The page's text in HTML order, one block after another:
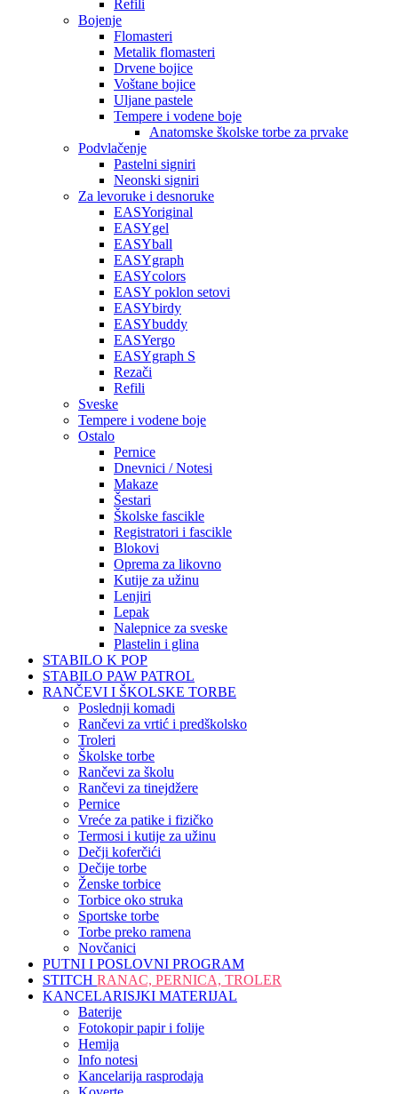
Refili
Bojenje
Flomasteri
Metalik flomasteri
Drvene bojice
Voštane bojice
Uljane pastele
Tempere i vodene boje
Anatomske školske torbe za prvake
Podvlačenje
Pastelni signiri
Neonski signiri
Za levoruke i desnoruke
EASYoriginal
EASYgel
EASYball
EASYgraph
EASYcolors
EASY poklon setovi
EASYbirdy
EASYbuddy
EASYergo
EASYgraph S
Rezači
Refili
Sveske
Tempere i vodene boje
Ostalo
Pernice
Dnevnici / Notesi
Makaze
Šestari
Školske fascikle
Registratori i fascikle
Blokovi
Oprema za likovno
Kutije za užinu
Lenjiri
Lepak
Nalepnice za sveske
Plastelin i glina
STABILO K POP
STABILO PAW PATROL
RANČEVI I ŠKOLSKE TORBE
Poslednji komadi
Rančevi za vrtić i predškolsko
Troleri
Školske torbe
Rančevi za školu
Rančevi za tinejdžere
Pernice
Vreće za patike i fizičko
Termosi i kutije za užinu
Dečji koferčići
Dečije torbe
Ženske torbice
Torbice oko struka
Sportske torbe
Torbe preko ramena
Novčanici
PUTNI I POSLOVNI PROGRAM
STITCH RANAC, PERNICA, TROLER
KANCELARISJKI MATERIJAL
Baterije
Fotokopir papir i folije
Hemija
Info notesi
Kancelarija rasprodaja